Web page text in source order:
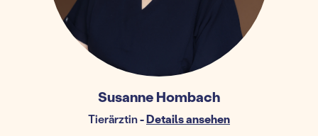
Susanne Hombach
Tierärztin-Details ansehen